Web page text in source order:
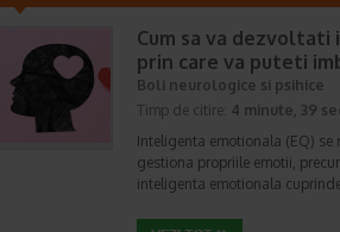
Cum sa va
prin care va puteti
Boli neurologice si psihice
Timp de citire: 4 minute, 39
Inteligenta emotionala (EQ)
gestiona propriile emotii,
inteligenta emotionala